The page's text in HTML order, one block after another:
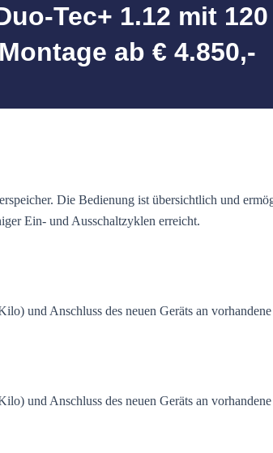
Tec+ 1.12 mit
ab € 4.850,-
Die Bedienung ist übersichtlich und
Ein- und Ausschaltzyklen erreicht.
und Anschluss des neuen Geräts an
und Anschluss des neuen Geräts an